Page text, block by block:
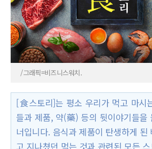
/그래픽=비즈니스워치.
[食스토리]는 평소 우리가 먹고 마시
들과 제품, 약(藥) 등의 뒷이야기들을
너입니다. 음식과 제품이 탄생하게 된
고 지나쳤던 먹는 것과 관련된 모든